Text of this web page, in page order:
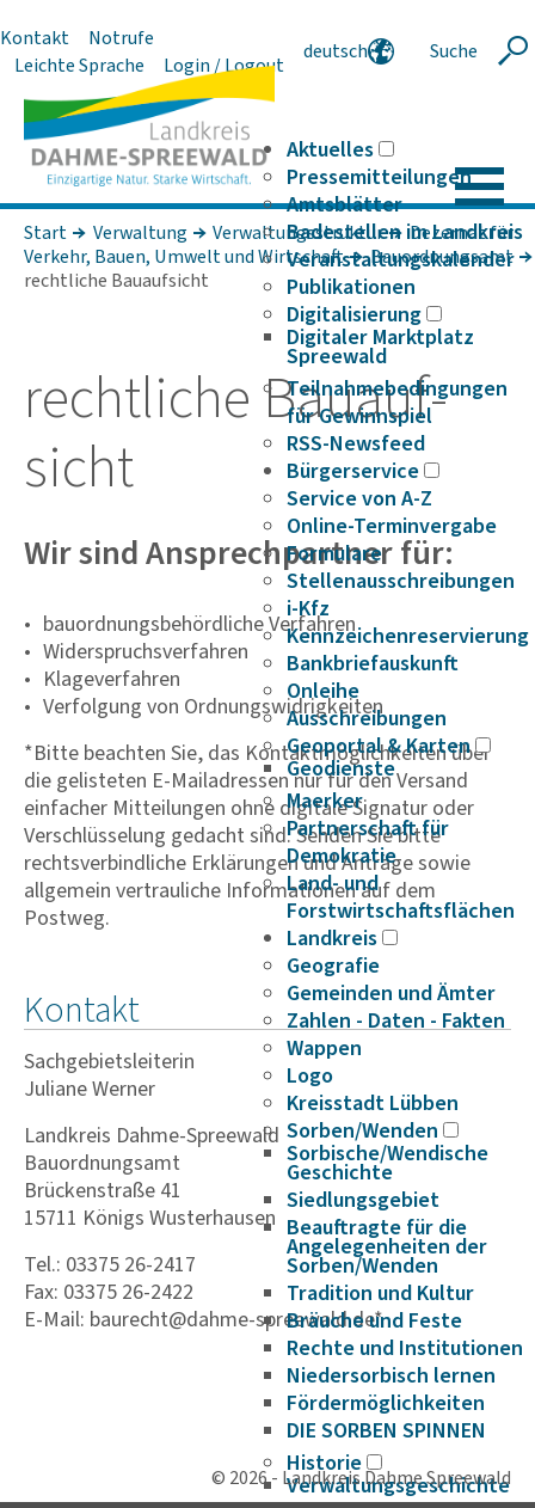
Kontakt
Notrufe
Leichte Sprache
Login / Logout
deutsch
Suche
Aktuelles
Pressemitteilungen
Amtsblätter
Badestellen im Landkreis
Veranstaltungskalender
Publikationen
Digitalisierung
Digitaler Marktplatz
Spreewald
Teilnahmebedingungen
für Gewinnspiel
RSS-Newsfeed
Bürgerservice
Service von A-Z
Online-Terminvergabe
Formulare
Stellenausschreibungen
i-Kfz
Kennzeichenreservierung
Bankbriefauskunft
Onleihe
Ausschreibungen
Geoportal & Karten
Geodienste
Maerker
Partnerschaft für
Demokratie
Land- und
Forstwirtschaftsflächen
Landkreis
Geografie
Gemeinden und Ämter
Zahlen - Daten - Fakten
Wappen
Logo
Kreisstadt Lübben
Sorben/Wenden
Sorbische/Wendische
Geschichte
Siedlungsgebiet
Beauftragte für die
Angelegenheiten der
Sorben/Wenden
Tradition und Kultur
Bräuche und Feste
Rechte und Institutionen
Niedersorbisch lernen
Fördermöglichkeiten
DIE SORBEN SPINNEN
Historie
Verwaltungsgeschichte
Start Verwaltung Verwaltungsstruktur
Dezernat für
Verkehr, Bauen, Umwelt und Wirt­schaft
Bauordnungsamt
rechtliche Bauaufsicht
recht­liche Bauauf­
sicht
Wir sind Ansprechpartner für:
bauordnungsbehördliche Verfahren
Widerspruchsverfahren
Klageverfahren
Verfolgung von Ordnungswidrigkeiten
*Bitte beachten Sie, das Kontaktmöglichkeiten über
die gelisteten E-Mailadressen nur für den Versand
einfacher Mitteilungen ohne digitale Signatur oder
Verschlüsselung gedacht sind. Senden Sie bitte
rechtsverbindliche Erklärungen und Anträge sowie
allgemein vertrauliche Informationen auf dem
Postweg.
Kontakt
Sachgebietsleiterin
Juliane Werner
Landkreis Dahme-Spreewald
Bauordnungsamt
Brückenstraße 41
15711 Königs Wusterhausen
Tel.: 03375 26-2417
Fax: 03375 26-2422
E-Mail: baurecht@dahme-spreewald.de*
© 2026 - Landkreis Dahme Spreewald